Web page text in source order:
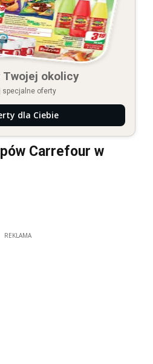
Twojej okolicy
specjalne oferty
dla Ciebie
Carrefour w
REKLAMA